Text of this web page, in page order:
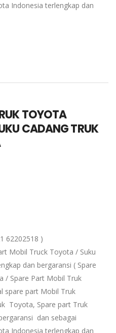
Indonesia terlengkap dan
TOYOTA
CADANG TRUK
62202518 )
Mobil Truck Toyota / Suku
dan bergaransi ( Spare
/ Spare Part Mobil Truk
spare part Mobil Truk
Toyota, Spare part Truk
dan sebagai
Indonesia terlengkap dan